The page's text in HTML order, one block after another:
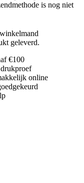
is nog niet
geleverd.
€100
online